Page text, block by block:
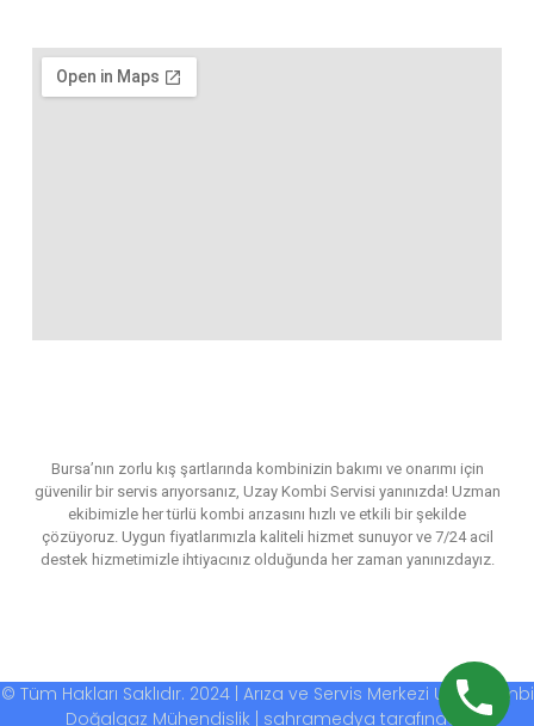
Bursa’nın zorlu kış şartlarında kombinizin bakımı ve onarımı için
güvenilir bir servis arıyorsanız, Uzay Kombi Servisi yanınızda! Uzman
ekibimizle her türlü kombi arızasını hızlı ve etkili bir şekilde
çözüyoruz. Uygun fiyatlarımızla kaliteli hizmet sunuyor ve 7/24 acil
destek hizmetimizle ihtiyacınız olduğunda her zaman yanınızdayız.
© Tüm Hakları Saklıdır. 2024 | Arıza ve Servis Merkezi Uzay Kombi
Doğalgaz Mühendislik | sahramedya tarafından